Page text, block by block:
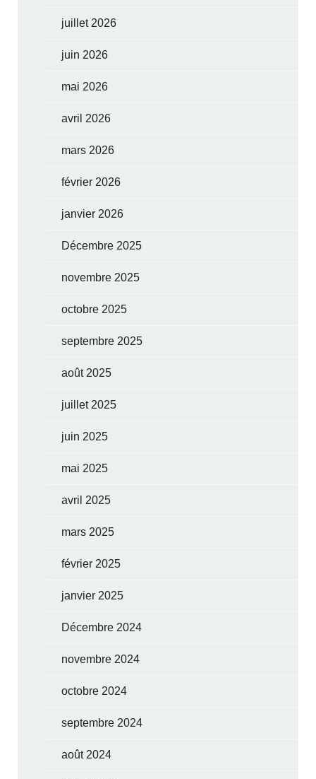
juillet 2026
juin 2026
mai 2026
avril 2026
mars 2026
février 2026
janvier 2026
Décembre 2025
novembre 2025
octobre 2025
septembre 2025
août 2025
juillet 2025
juin 2025
mai 2025
avril 2025
mars 2025
février 2025
janvier 2025
Décembre 2024
novembre 2024
octobre 2024
septembre 2024
août 2024